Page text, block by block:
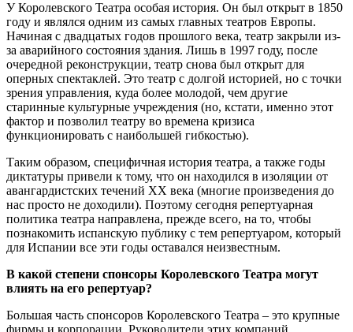
У Королевского Театра особая история. Он был открыт в 1850
году и являлся одним из самых главных театров Европы.
Начиная с двадцатых годов прошлого века, театр закрыли из-
за аварийного состояния здания. Лишь в 1997 году, после
очередной реконструкции, театр снова был открыт для
оперных спектаклей. Это театр с долгой историей, но с точки
зрения управления, куда более молодой, чем другие
старинные культурные учреждения (но, кстати, именно этот
фактор и позволил театру во времена кризиса
функционировать с наибольшей гибкостью).
Таким образом, специфичная история театра, а также годы
диктатуры привели к тому, что он находился в изоляции от
авангардистских течений XX века (многие произведения до
нас просто не доходили). Поэтому сегодня репертуарная
политика театра направлена, прежде всего, на то, чтобы
познакомить испанскую публику с тем репертуаром, который
для Испании все эти годы оставался неизвестным.
В какой степени спонсоры Королевского Театра могут
влиять на его репертуар?
Большая часть спонсоров Королевского Театра – это крупные